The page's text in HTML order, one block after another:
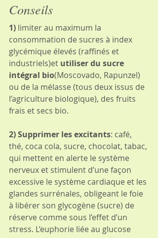
Conseils
1) limiter au maximum la
consommation de sucres à index
glycémique élevés (raffinés et
industriels)et utiliser du sucre
intégral bio(Moscovado, Rapunzel)
ou de la mélasse (tous deux issus de
l’agriculture biologique), des fruits
frais et secs bio.
2) Supprimer les excitants: café,
thé, coca cola, sucre, chocolat, tabac,
qui mettent en alerte le système
nerveux et stimulent d’une façon
excessive le système cardiaque et les
glandes surrénales, obligeant le foie
à libérer son glycogène (sucre) de
réserve comme sous l’effet d’un
stress. L’euphorie liée au glucose